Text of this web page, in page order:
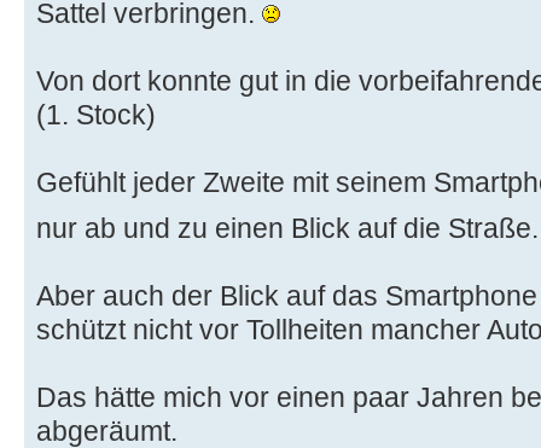
Sattel verbringen.
Von dort konnte gut in die
(1. Stock)
Gefühlt jeder Zweite mit seinem
nur ab und zu einen Blick auf die
Aber auch der Blick auf das
schützt nicht vor Tollheiten mancher
Das hätte mich vor einen paar Jahren
abgeräumt.